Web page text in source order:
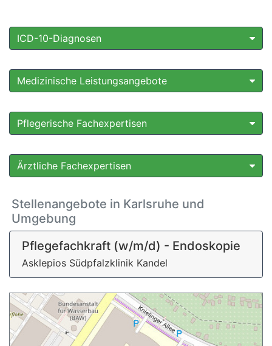
ICD-10-Diagnosen
Medizinische Leistungsangebote
Pflegerische Fachexpertisen
Ärztliche Fachexpertisen
Stellenangebote in Karlsruhe und
Umgebung
Pflegefachkraft (w/m/d) - Endoskopie
Asklepios Südpfalzklinik Kandel